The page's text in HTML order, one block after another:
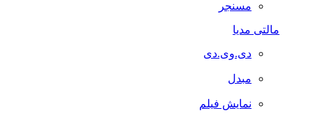
مسنجر
مدیا
دی.وی.دی
مبدل
نمایش فیلم